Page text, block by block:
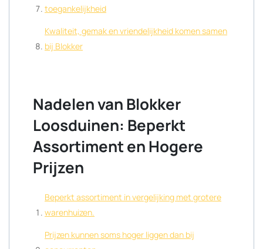
toegankelijkheid
Kwaliteit, gemak en vriendelijkheid komen samen
bij Blokker
Nadelen van Blokker
Loosduinen: Beperkt
Assortiment en Hogere
Prijzen
Beperkt assortiment in vergelijking met grotere
warenhuizen.
Prijzen kunnen soms hoger liggen dan bij